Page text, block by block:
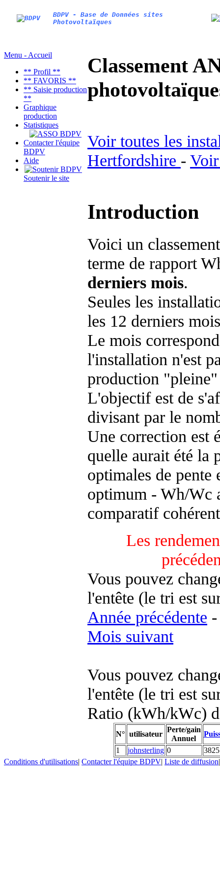
BDPV - Base de Données sites
Photovoltaïques
Menu - Accueil
** Profil **
** FAVORIS **
** Saisie production
**
Graphique
production
Statistiques
Contacter l'équipe
BDPV
Aide
Soutenir le site
Classement
Voir toutes les
Hertfordshire - Voir
Introduction
Voici un
terme de rapport
derniers mois.
Seules les
les 12 derniers
Le mois
l'installation n'est
production "pleine"
L'objectif est de
divisant par le
Une correction est
quelle aurait été la
optimales de
optimum - Wh/Wc
comparatif
Les
Vous pouvez
l'entête (le tri est
Année précédente -
Mois suivant
Vous pouvez
l'entête (le tri est
Ratio (kWh/kWc)
N° utilisateur
Perte/gain
Annuel
1
johnsterling 0
3825
Conditions d'utilisations| Contacter l'équipe BDPV| Liste de diffusion